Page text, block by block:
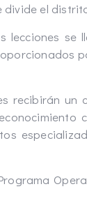
divide el
lecciones
recibirán